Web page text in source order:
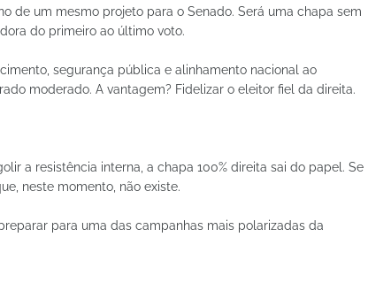
de um mesmo projeto para o Senado. Será uma chapa sem
do primeiro ao último voto.
segurança pública e alinhamento nacional ao
moderado. A vantagem? Fidelizar o eleitor fiel da direita.
a resistência interna, a chapa 100% direita sai do papel. Se
neste momento, não existe.
para uma das campanhas mais polarizadas da